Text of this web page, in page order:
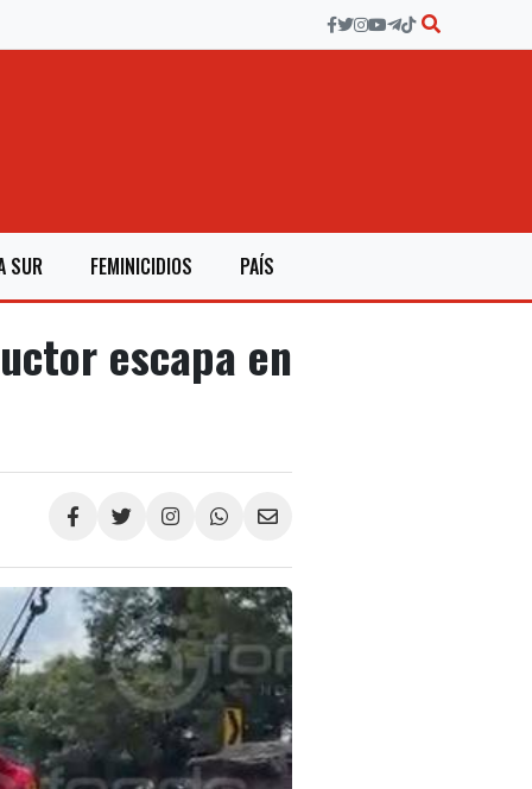
SUR FEMINICIDIOS PAÍS
escapa en
Compartir